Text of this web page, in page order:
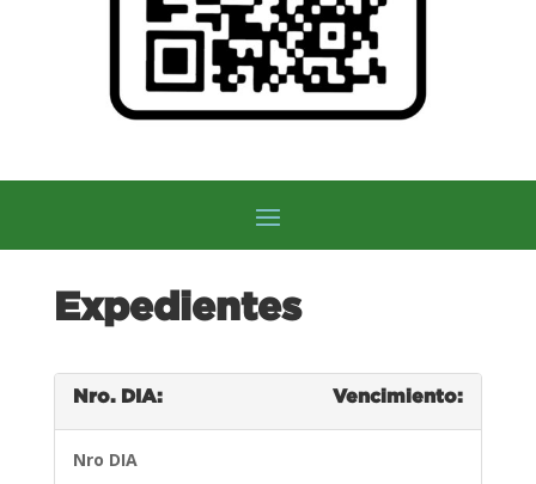
Expedientes
Nro. DIA: Vencimiento:
Nro DIA